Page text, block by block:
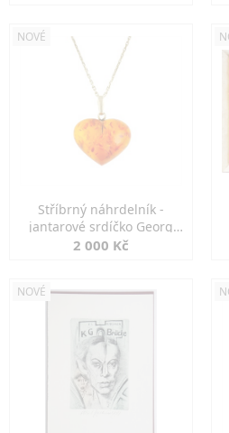
NOVÉ
Stříbrný náhrdelník -
jantarové srdíčko Georg
Kramer
2 000 Kč
NOVÉ